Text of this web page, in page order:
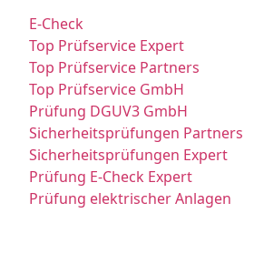
E-Check
Top Prüfservice Expert
Top Prüfservice Partners
Top Prüfservice GmbH
Prüfung DGUV3 GmbH
Sicherheitsprüfungen Partners
Sicherheitsprüfungen Expert
Prüfung E-Check Expert
Prüfung elektrischer Anlagen